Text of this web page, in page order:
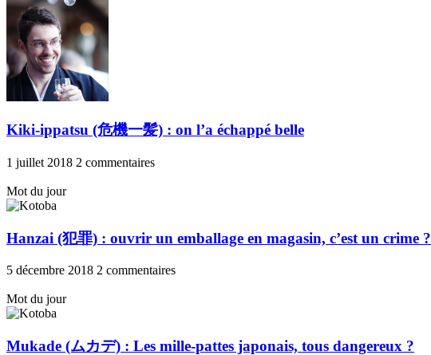
Kiki-ippatsu (危機一髪) : on l’a échappé belle
1 juillet 2018 2 commentaires
Mot du jour
Hanzai (犯罪) : ouvrir un emballage en magasin, c’est un crime ?
5 décembre 2018 2 commentaires
Mot du jour
Mukade (ムカデ) : Les mille-pattes japonais, tous dangereux ?